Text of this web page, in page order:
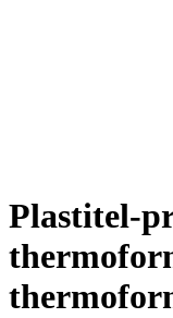
Plastitel-